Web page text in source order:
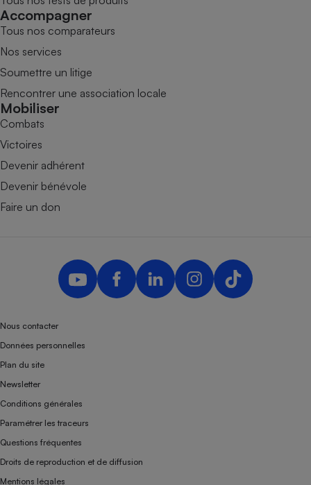
Accompagner
Tous nos comparateurs
Nos services
Soumettre un litige
Rencontrer une association locale
Mobiliser
Combats
Victoires
Devenir adhérent
Devenir bénévole
Faire un don
Nous contacter
Données personnelles
Plan du site
Newsletter
Conditions générales
Paramétrer les traceurs
Questions fréquentes
Droits de reproduction et de diffusion
Mentions légales